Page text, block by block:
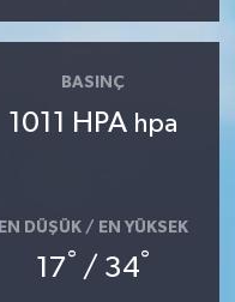
BASINÇ
1011 HPA hpa
EN DÜŞÜK / EN YÜKSEK
17° / 34°